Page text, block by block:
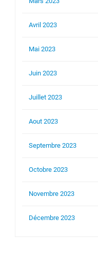
Avril 2023
Mai 2023
Juin 2023
Juillet 2023
Aout 2023
Septembre 2023
Octobre 2023
Novembre 2023
Décembre 2023